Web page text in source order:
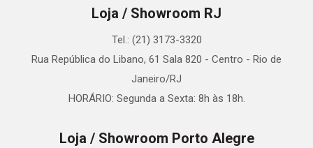
Loja / Showroom RJ
Tel.: (21) 3173-3320
Rua República do Libano, 61 Sala 820 - Centro - Rio de
Janeiro/RJ
HORÁRIO: Segunda a Sexta: 8h às 18h.
Loja / Showroom Porto Alegre